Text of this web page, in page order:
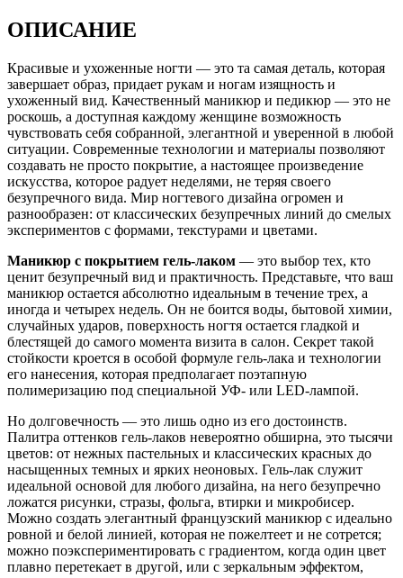
ОПИСАНИЕ
Красивые и ухоженные ногти — это та самая деталь, которая
завершает образ, придает рукам и ногам изящность и
ухоженный вид. Качественный маникюр и педикюр — это не
роскошь, а доступная каждому женщине возможность
чувствовать себя собранной, элегантной и уверенной в любой
ситуации. Современные технологии и материалы позволяют
создавать не просто покрытие, а настоящее произведение
искусства, которое радует неделями, не теряя своего
безупречного вида. Мир ногтевого дизайна огромен и
разнообразен: от классических безупречных линий до смелых
экспериментов с формами, текстурами и цветами.
Маникюр с покрытием гель-лаком — это выбор тех, кто
ценит безупречный вид и практичность. Представьте, что ваш
маникюр остается абсолютно идеальным в течение трех, а
иногда и четырех недель. Он не боится воды, бытовой химии,
случайных ударов, поверхность ногтя остается гладкой и
блестящей до самого момента визита в салон. Секрет такой
стойкости кроется в особой формуле гель-лака и технологии
его нанесения, которая предполагает поэтапную
полимеризацию под специальной УФ- или LED-лампой.
Но долговечность — это лишь одно из его достоинств.
Палитра оттенков гель-лаков невероятно обширна, это тысячи
цветов: от нежных пастельных и классических красных до
насыщенных темных и ярких неоновых. Гель-лак служит
идеальной основой для любого дизайна, на него безупречно
ложатся рисунки, стразы, фольга, втирки и микробисер.
Можно создать элегантный французский маникюр с идеально
ровной и белой линией, которая не пожелтеет и не сотрется;
можно поэкспериментировать с градиентом, когда один цвет
плавно перетекает в другой, или с зеркальным эффектом,